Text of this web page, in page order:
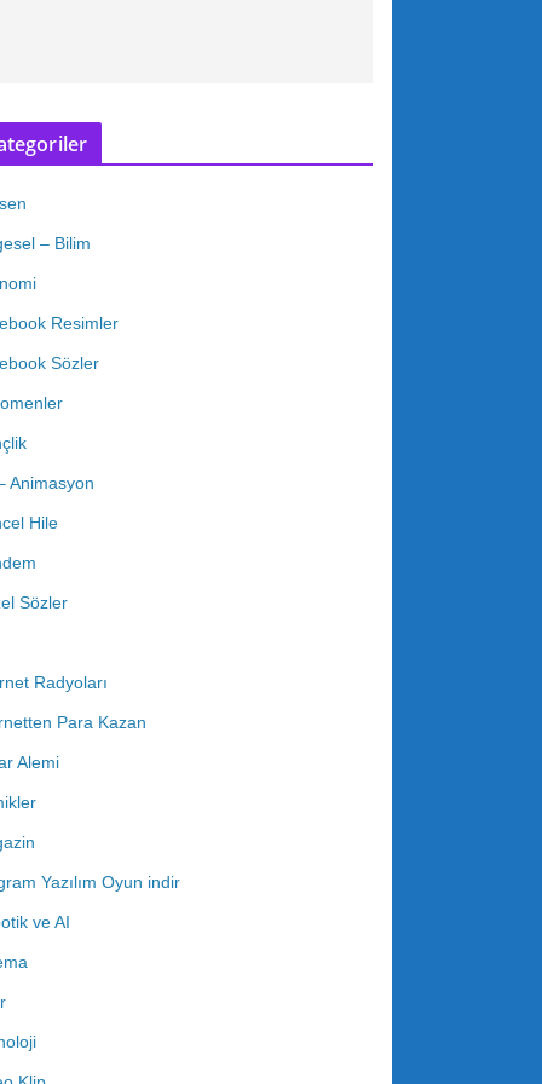
– Bilim
Resimler
Sözler
Animasyon
Hile
Sözler
Radyoları
Para Kazan
Alemi
Yazılım Oyun indir
ve AI